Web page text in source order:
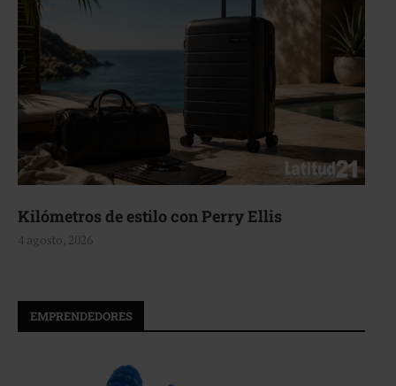
Aerie, texturas que fluyen
4 agosto, 2026
EMPRENDEDORES